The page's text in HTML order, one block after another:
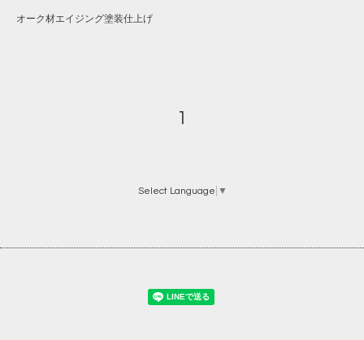
オーク材エイジング塗装仕上げ
1
Select Language ▼